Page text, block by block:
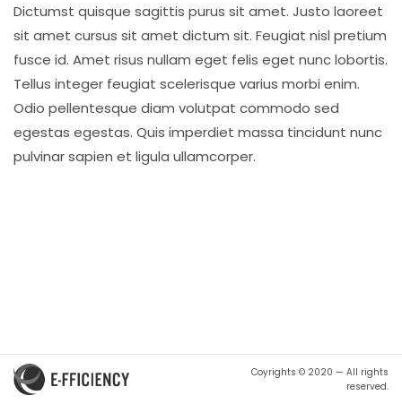
Dictumst quisque sagittis purus sit amet. Justo laoreet
sit amet cursus sit amet dictum sit. Feugiat nisl pretium
fusce id. Amet risus nullam eget felis eget nunc lobortis.
Tellus integer feugiat scelerisque varius morbi enim.
Odio pellentesque diam volutpat commodo sed
egestas egestas. Quis imperdiet massa tincidunt nunc
pulvinar sapien et ligula ullamcorper.
Coyrights © 2020 — All rights
reserved.